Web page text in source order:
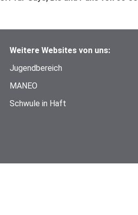
Weitere Websites von uns:
Jugendbereich
MANEO
Schwule in Haft